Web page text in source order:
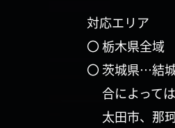
対応エリア
〇 栃木県全域
〇 茨城県…結
合によって
太田市、那